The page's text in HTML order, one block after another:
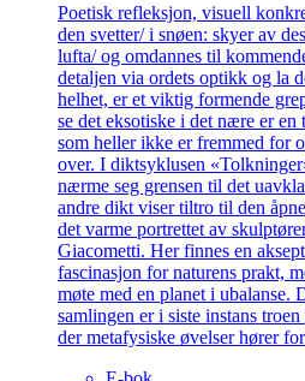
Poetisk refleksjon, visuell
den svetter/ i snøen: skyer av
lufta/ og omdannes til
detaljen via ordets optikk og la
helhet, er et viktig formende
se det eksotiske i det nære er
som heller ikke er fremmed for
over. I diktsyklusen
nærme seg grensen til det
andre dikt viser tiltro til den
det varme portrettet av
Giacometti. Her finnes en
fascinasjon for naturens prakt,
møte med en planet i ubalanse.
samlingen er i siste instans
der metafysiske øvelser hører